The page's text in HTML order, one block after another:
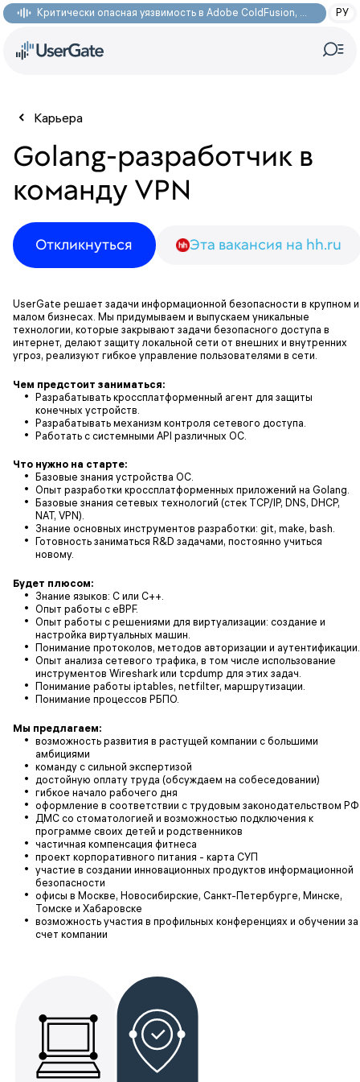
Критически опасная уязвимость в Adobe ColdFusion, позволяющая получить доступ к произвольным файлам: CVE-2026-48282 РУ
Карьера
Golang-разработчик в
команду VPN
Откликнуться Эта вакансия на hh.ru
UserGate решает задачи информационной безопасности в крупном и
малом бизнесах. Мы придумываем и выпускаем уникальные
технологии, которые закрывают задачи безопасного доступа в
интернет, делают защиту локальной сети от внешних и внутренних
угроз, реализуют гибкое управление пользователями в сети.
Чем предстоит заниматься:
Разрабатывать кроссплатформенный агент для защиты
конечных устройств.
Разрабатывать механизм контроля сетевого доступа.
Работать с системными API различных ОС.
Что нужно на старте:
Базовые знания устройства ОС.
Опыт разработки кроссплатформенных приложений на Golang.
Базовые знания сетевых технологий (стек TCP/IP, DNS, DHCP,
NAT, VPN).
Знание основных инструментов разработки: git, make, bash.
Готовность заниматься R&D задачами, постоянно учиться
новому.
Будет плюсом:
Знание языков: С или C++.
Опыт работы с eBPF.
Опыт работы с решениями для виртуализации: создание и
настройка виртуальных машин.
Понимание протоколов, методов авторизации и аутентификации.
Опыт анализа сетевого трафика, в том числе использование
инструментов Wireshark или tcpdump для этих задач.
Понимание работы iptables, netfilter, маршрутизации.
Понимание процессов РБПО.
Мы предлагаем:
возможность развития в растущей компании с большими
амбициями
команду с сильной экспертизой
достойную оплату труда (обсуждаем на собеседовании)
гибкое начало рабочего дня
оформление в соответствии с трудовым законодательством РФ
ДМС со стоматологией и возможностью подключения к
программе своих детей и родственников
частичная компенсация фитнеса
проект корпоративного питания - карта СУП
участие в создании инновационных продуктов информационной
безопасности
офисы в Москве, Новосибирские, Санкт-Петербурге, Минске,
Томске и Хабаровске
возможность участия в профильных конференциях и обучении за
счет компании